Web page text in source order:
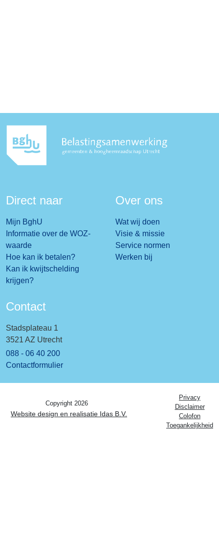
Direct naar
Mijn BghU
Informatie over de WOZ-
waarde
Hoe kan ik betalen?
Kan ik kwijtschelding
krijgen?
Over ons
Wat wij doen
Visie & missie
Service normen
Werken bij
Contact
Stadsplateau 1
3521 AZ Utrecht
088 - 06 40 200
Contactformulier
Copyright 2026
Website design en realisatie Idas B.V.
Privacy
Disclaimer
Colofon
Toegankelijkheid